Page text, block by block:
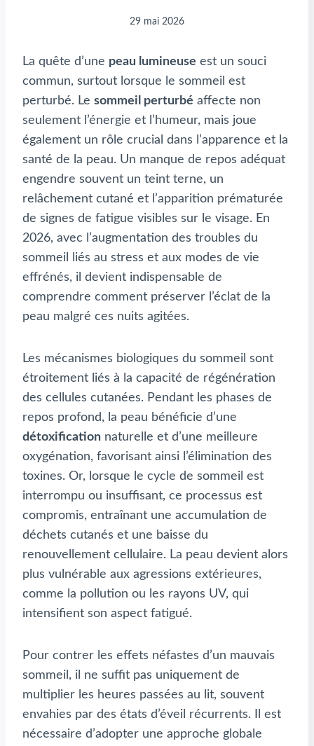
29 mai 2026
La quête d’une peau lumineuse est un souci
commun, surtout lorsque le sommeil est
perturbé. Le sommeil perturbé affecte non
seulement l’énergie et l’humeur, mais joue
également un rôle crucial dans l’apparence et la
santé de la peau. Un manque de repos adéquat
engendre souvent un teint terne, un
relâchement cutané et l’apparition prématurée
de signes de fatigue visibles sur le visage. En
2026, avec l’augmentation des troubles du
sommeil liés au stress et aux modes de vie
effrénés, il devient indispensable de
comprendre comment préserver l’éclat de la
peau malgré ces nuits agitées.
Les mécanismes biologiques du sommeil sont
étroitement liés à la capacité de régénération
des cellules cutanées. Pendant les phases de
repos profond, la peau bénéficie d’une
détoxification naturelle et d’une meilleure
oxygénation, favorisant ainsi l’élimination des
toxines. Or, lorsque le cycle de sommeil est
interrompu ou insuffisant, ce processus est
compromis, entraînant une accumulation de
déchets cutanés et une baisse du
renouvellement cellulaire. La peau devient alors
plus vulnérable aux agressions extérieures,
comme la pollution ou les rayons UV, qui
intensifient son aspect fatigué.
Pour contrer les effets néfastes d’un mauvais
sommeil, il ne suffit pas uniquement de
multiplier les heures passées au lit, souvent
envahies par des états d’éveil récurrents. Il est
nécessaire d’adopter une approche globale